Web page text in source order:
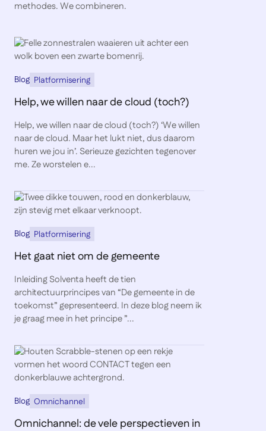
methodes. We combineren.
Blog Platformisering
Help, we willen naar de cloud (toch?)
Help, we willen naar de cloud (toch?) ‘We willen
naar de cloud. Maar het lukt niet, dus daarom
huren we jou in’. Serieuze gezichten tegenover
me. Ze worstelen e...
Blog Platformisering
Het gaat niet om de gemeente
Inleiding Solventa heeft de tien
architectuurprincipes van “De gemeente in de
toekomst” gepresenteerd. In deze blog neem ik
je graag mee in het principe ”...
Blog Omnichannel
Omnichannel: de vele perspectieven in